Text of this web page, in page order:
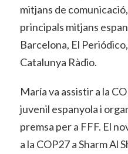
mitjans de
principals mitjans
Barcelona, El
Catalunya Ràdio.
María va assistir a la
juvenil espanyola i
premsa per a FFF. El
a la COP27 a Sharm Al